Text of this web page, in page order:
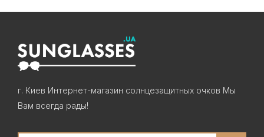
г. Киев Интернет-магазин солнцезащитных очков Мы
Вам всегда рады!